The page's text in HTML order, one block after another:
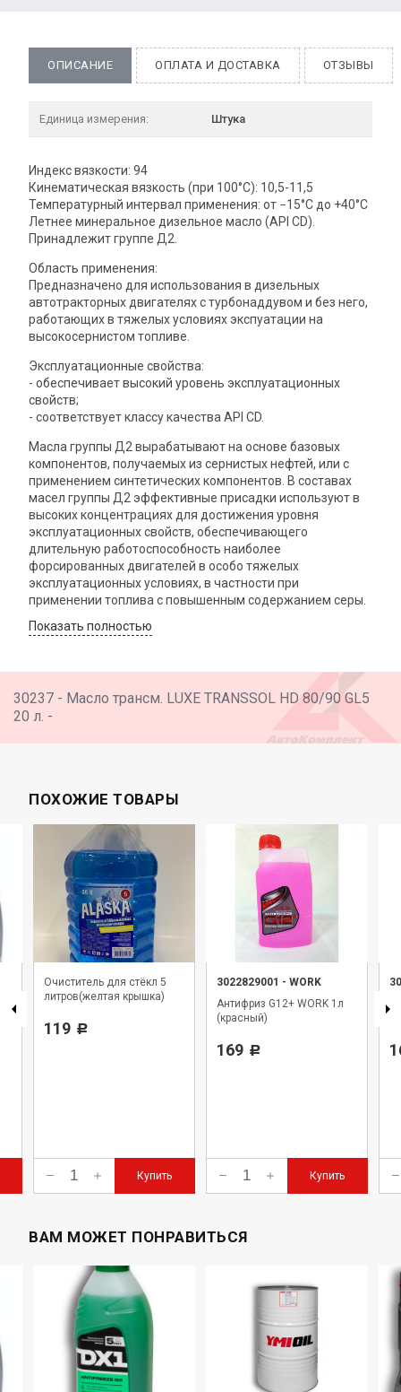
ОПИСАНИЕ ОПЛАТА И ДОСТАВКА ОТЗЫВЫ
Единица измерения: Штука
Индекс вязкости: 94
Кинематическая вязкость (при 100°С): 10,5-11,5
Температурный интервал применения: от −15°C до +40°C
Летнее минеральное дизельное масло (API CD).
Принадлежит группе Д2.
Область применения:
Предназначено для использования в дизельных
автотракторных двигателях с турбонаддувом и без него,
работающих в тяжелых условиях экспуатации на
высокосернистом топливе.
Эксплуатационные свойства:
- обеспечивает высокий уровень эксплуатационных
свойств;
- соответствует классу качества API CD.
Масла группы Д2 вырабатывают на основе базовых
компонентов, получаемых из сернистых нефтей, или с
применением синтетических компонентов. В составах
масел группы Д2 эффективные присадки используют в
высоких концентрациях для достижения уровня
эксплуатационных свойств, обеспечивающего
длительную работоспособность наиболее
форсированных двигателей в особо тяжелых
эксплуатационных условиях, в частности при
применении топлива с повышенным содержанием серы.
Показать полностью
30237 - Масло трансм. LUXE TRANSSOL HD 80/90 GL5
20 л. -
ПОХОЖИЕ ТОВАРЫ
Очиститель для стёкл 5
литров(желтая крышка)
119 Р
Купить
3022829001 - WORK
Антифриз G12+ WORK 1л
(красный)
169 Р
Купить
ВАМ МОЖЕТ ПОНРАВИТЬСЯ